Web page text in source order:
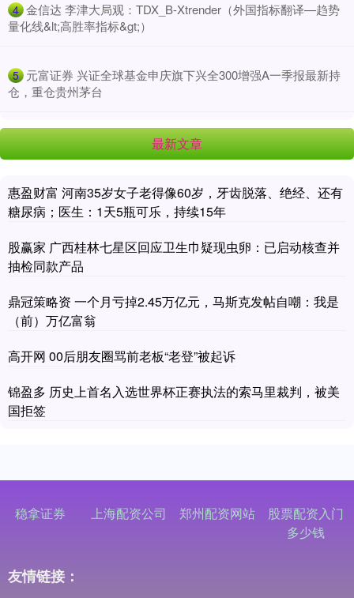
4 ​金信达 李津大局观：TDX_B-Xtrender（外国指标翻译—趋势
量化线&lt;高胜率指标&gt;）
5 ​元富证券 兴证全球基金申庆旗下兴全300增强A一季报最新持
仓，重仓贵州茅台
最新文章
惠盈财富 河南35岁女子老得像60岁，牙齿脱落、绝经、还有
糖尿病；医生：1天5瓶可乐，持续15年
股赢家 广西桂林七星区回应卫生巾疑现虫卵：已启动核查并
抽检同款产品
鼎冠策略资 一个月亏掉2.45万亿元，马斯克发帖自嘲：我是
（前）万亿富翁
高开网 00后朋友圈骂前老板“老登”被起诉
锦盈多 历史上首名入选世界杯正赛执法的索马里裁判，被美
国拒签
稳拿证券 上海配资公司 郑州配资网站
股票配资入门
多少钱
友情链接：